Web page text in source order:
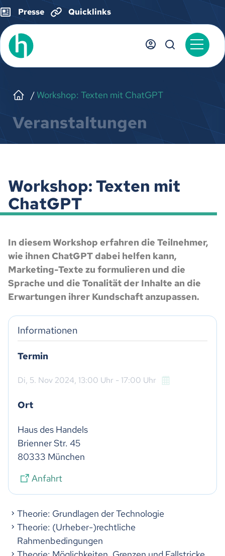
Presse Quicklinks
Workshop: Texten mit ChatGPT
Veranstaltungen
Workshop: Texten mit
ChatGPT
In diesem Workshop erfahren die Teilnehmer,
wie ihnen ChatGPT dabei helfen kann,
Marketing-Texte zu formulieren und die
Sprache und die Tonalität der Inhalte an die
Erwartungen ihrer Kundschaft anzupassen.
Theorie: Grundlagen der Technologie
Theorie: (Urheber-)rechtliche
Rahmenbedingungen
Informationen
Termin
Di, 5. Nov 2024, 13:00 Uhr - 17:00 Uhr
Ort
Haus des Handels
Brienner Str. 45
80333 München
Anfahrt